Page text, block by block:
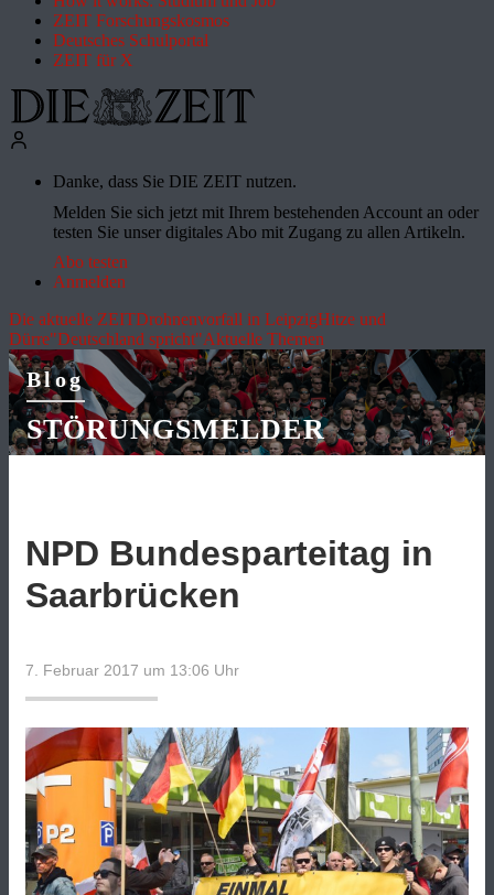
ZEIT Forschungskosmos
Deutsches Schulportal
ZEIT für X
Danke, dass Sie DIE ZEIT nutzen.
Melden Sie sich jetzt mit Ihrem bestehenden Account an oder
testen Sie unser digitales Abo mit Zugang zu allen Artikeln.
Abo testen
Anmelden
Die aktuelle ZEITDrohnenvorfall in LeipzigHitze und
Dürre"Deutschland spricht"Aktuelle Themen
Blog
STÖRUNGSMELDER
NPD Bundesparteitag in
Saarbrücken
7. Februar 2017 um 13:06 Uhr